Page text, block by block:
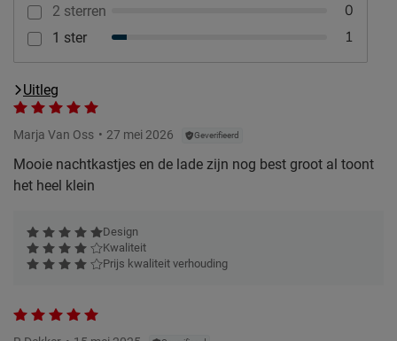
2 sterren 0
1 ster 1
Uitleg
Marja Van Oss 27 mei 2026 Geverifieerd
Mooie nachtkastjes en de lade zijn nog best groot al toont
het heel klein
Design
Kwaliteit
Prijs kwaliteit verhouding